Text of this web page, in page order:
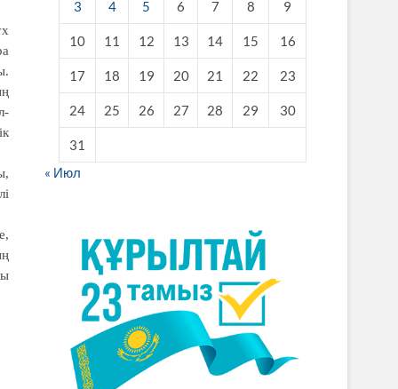
3 4 5 6 7 8 9
10 11 12 13 14 15 16
17 18 19 20 21 22 23
24 25 26 27 28 29 30
31
« Июл